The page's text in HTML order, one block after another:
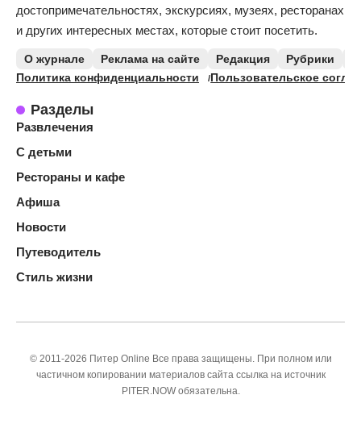
достопримечательностях, экскурсиях, музеях, ресторанах
и других интересных местах, которые стоит посетить.
О журнале Реклама на сайте Редакция Рубрики
Политика конфиденциальности
Пользовательское
Разделы
Развлечения
С детьми
Рестораны и кафе
Афиша
Новости
Путеводитель
Стиль жизни
© 2011-2026 Питер Online Все права защищены. При полном или
частичном копировании материалов сайта ссылка на источник
PITER.NOW обязательна.